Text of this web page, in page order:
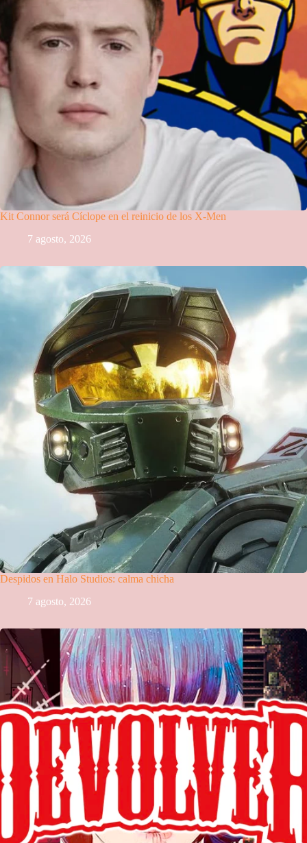
Kit Connor será Cíclope en el reinicio de los X-Men
7 agosto, 2026
Despidos en Halo Studios: calma chicha
7 agosto, 2026